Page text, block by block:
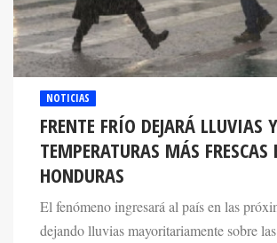
NOTICIAS
FRENTE FRÍO DEJARÁ LLUVIAS Y
TEMPERATURAS MÁS FRESCAS
HONDURAS
El fenómeno ingresará al país en las
dejando lluvias mayoritariamente sobre